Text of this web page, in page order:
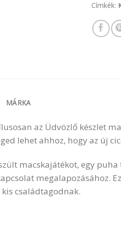
Címkék:
MÁRKA
az Üdvözlő készlet
lehet ahhoz, hogy az új
macskajátékot, egy
megalapozásához.
családtagodnak.